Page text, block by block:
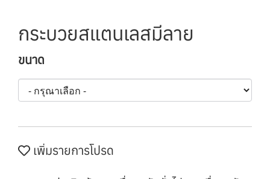
กระบวยสแตนเลสมีลาย
ขนาด
เพิ่มรายการโปรด